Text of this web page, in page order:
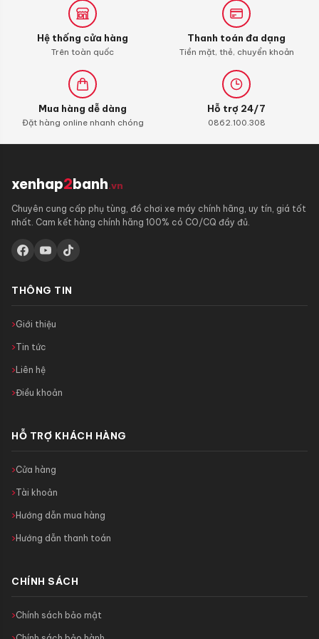
Hệ thống cửa hàng
Trên toàn quốc
Thanh toán đa dạng
Tiền mặt, thẻ, chuyển khoản
Mua hàng dễ dàng
Đặt hàng online nhanh chóng
Hỗ trợ 24/7
0862.100.308
xenhap2banh.vn
Chuyên cung cấp phụ tùng, đồ chơi xe máy chính hãng, uy tín, giá tốt
nhất. Cam kết hàng chính hãng 100% có CO/CQ đầy đủ.
THÔNG TIN
Giới thiệu
Tin tức
Liên hệ
Điều khoản
HỖ TRỢ KHÁCH HÀNG
Cửa hàng
Tài khoản
Hướng dẫn mua hàng
Hướng dẫn thanh toán
CHÍNH SÁCH
Chính sách bảo mật